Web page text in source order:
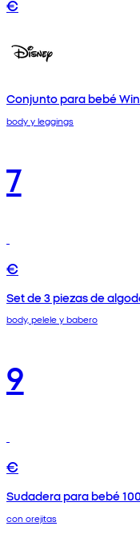
€
Conjunto para bebé
body y leggings
7
€
Set de 3 piezas de
body, pelele y babero
9
€
Sudadera para bebé
con orejitas